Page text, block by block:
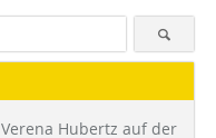
Hubertz auf der